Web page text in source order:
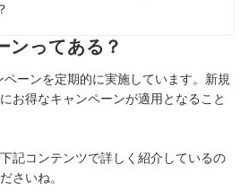
ンってある？
ーンを定期的に実施しています。新規
お得なキャンペーンが適用となること
記コンテンツで詳しく紹介しているの
さいね。